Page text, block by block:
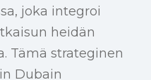
joka integroi
heidän
Tämä strateginen
Dubain